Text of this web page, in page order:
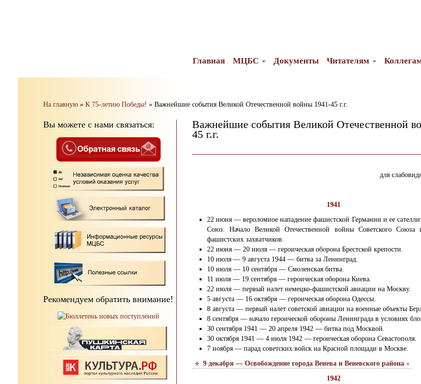
Главная МЦБС Документы Читателям
На главную » К 75-летию Победы! » Важнейшие события Великой Отечественной войны 1941-45 г.г.
Вы можете с нами связаться:
Рекомендуем обратить внимание!
Важнейшие события Великой Отечественной
45 г.г.
для
1941
22 июня — вероломное нападение фашистской Германии и ее
Союз. Начало Великой Отечественной войны Советского Союза
фашистских захватчиков.
22 июня — 20 июля — героическая оборона Брестской крепости.
10 июля — 9 августа 1944 — битва за Ленинград.
10 июля — 10 сентября — Смоленская битва.
11 июля — 19 сентября — героическая оборона Киева.
22 июля — первый налет немецко-фашистской авиации на Москву.
5 августа — 16 октября — героическая оборона Одессы.
8 августа — первый налет советской авиации на военные объекты
8 сентября — начало героической обороны Ленинграда в условиях
30 сентября 1941 — 20 апреля 1942 — битва под Москвой.
30 октября 1941 — 4 июля 1942 — героическая оборона Севастополя.
7 ноября — парад советских войск на Красной площади в Москве.
9 декабря — Освобождение города Венева и Веневского района »
1942